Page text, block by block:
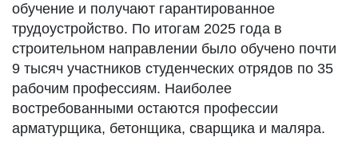
обучение и получают гарантированное
трудоустройство. По итогам 2025 года в
строительном направлении было обучено почти
9 тысяч участников студенческих отрядов по 35
рабочим профессиям. Наиболее
востребованными остаются профессии
арматурщика, бетонщика, сварщика и маляра.